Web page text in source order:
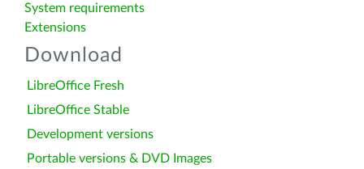
System requirements
Extensions
Download
LibreOffice Fresh
LibreOffice Stable
Development versions
Portable versions & DVD Images